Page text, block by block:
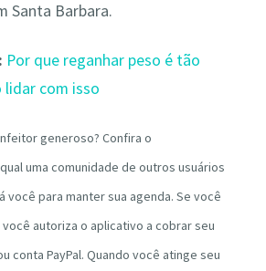
Santa Barbara.
Por que reganhar peso é tão
lidar com isso
generoso? Confira o
uma comunidade de outros usuários
você para manter sua agenda. Se você
autoriza o aplicativo a cobrar seu
conta PayPal. Quando você atinge seu